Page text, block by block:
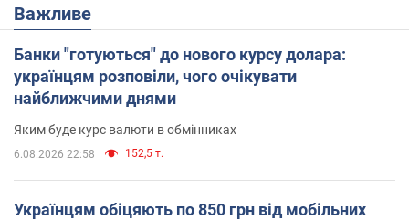
Важливе
Банки "готуються" до нового курсу долара:
українцям розповіли, чого очікувати
найближчими днями
Яким буде курс валюти в обмінниках
6.08.2026 22:58 152,5 т.
Українцям обіцяють по 850 грн від мобільних